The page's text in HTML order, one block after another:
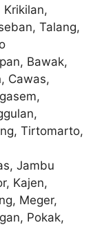
Talang,
Bawak,
Cawas,
Tirtomarto,
Jambu
Kajen,
Meger,
Pokak,